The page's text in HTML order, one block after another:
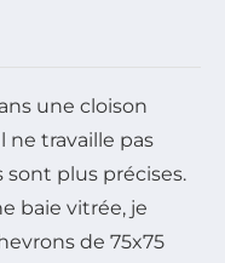
une cloison
ne travaille pas
plus précises.
baie vitrée, je
de 75x75